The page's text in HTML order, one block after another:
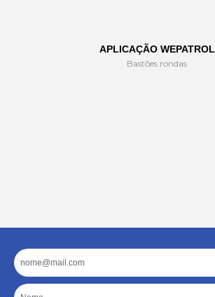
APLICAÇÃO WEPATROL
Bastões rondas
Email
Nome